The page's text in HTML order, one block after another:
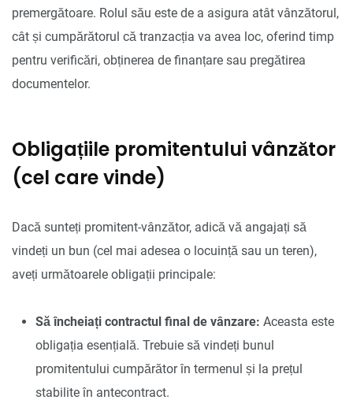
premergătoare. Rolul său este de a asigura atât vânzătorul,
cât și cumpărătorul că tranzacția va avea loc, oferind timp
pentru verificări, obținerea de finanțare sau pregătirea
documentelor.
Obligațiile promitentului vânzător
(cel care vinde)
Dacă sunteți promitent-vânzător, adică vă angajați să
vindeți un bun (cel mai adesea o locuință sau un teren),
aveți următoarele obligații principale:
Să încheiați contractul final de vânzare: Aceasta este
obligația esențială. Trebuie să vindeți bunul
promitentului cumpărător în termenul și la prețul
stabilite în antecontract.